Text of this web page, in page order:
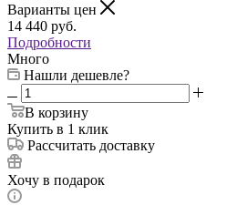
Варианты цен
14 440 руб.
Подробности
Много
Нашли дешевле?
В корзину
Купить в 1 клик
Рассчитать доставку
Хочу в подарок